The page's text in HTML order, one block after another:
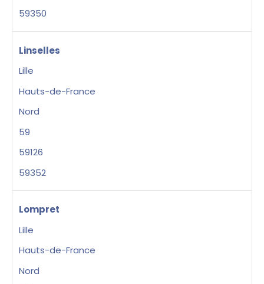
59350
Linselles
Lille
Hauts-de-France
Nord
59
59126
59352
Lompret
Lille
Hauts-de-France
Nord